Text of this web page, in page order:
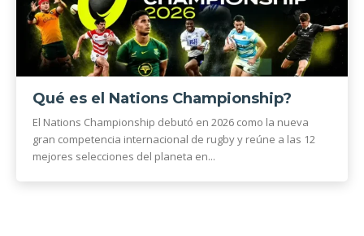
Qué es el Nations Championship?
El Nations Championship debutó en 2026 como la nueva
gran competencia internacional de rugby y reúne a las 12
mejores selecciones del planeta en...